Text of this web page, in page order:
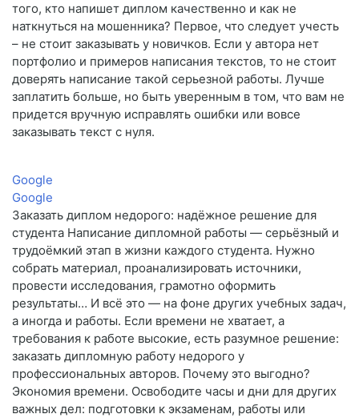
того, кто напишет диплом качественно и как не
наткнуться на мошенника? Первое, что следует учесть
– не стоит заказывать у новичков. Если у автора нет
портфолио и примеров написания текстов, то не стоит
доверять написание такой серьезной работы. Лучше
заплатить больше, но быть уверенным в том, что вам не
придется вручную исправлять ошибки или вовсе
заказывать текст с нуля.
Google
Google
Заказать диплом недорого: надёжное решение для
студента Написание дипломной работы — серьёзный и
трудоёмкий этап в жизни каждого студента. Нужно
собрать материал, проанализировать источники,
провести исследования, грамотно оформить
результаты… И всё это — на фоне других учебных задач,
а иногда и работы. Если времени не хватает, а
требования к работе высокие, есть разумное решение:
заказать дипломную работу недорого у
профессиональных авторов. Почему это выгодно?
Экономия времени. Освободите часы и дни для других
важных дел: подготовки к экзаменам, работы или